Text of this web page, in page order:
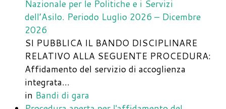
Nazionale per le Politiche e i Servizi
dell’Asilo. Periodo Luglio 2026 – Dicembre
2026
SI PUBBLICA IL BANDO DISCIPLINARE
RELATIVO ALLA SEGUENTE PROCEDURA:
Affidamento del servizio di accoglienza
integrata…
in Bandi di gara